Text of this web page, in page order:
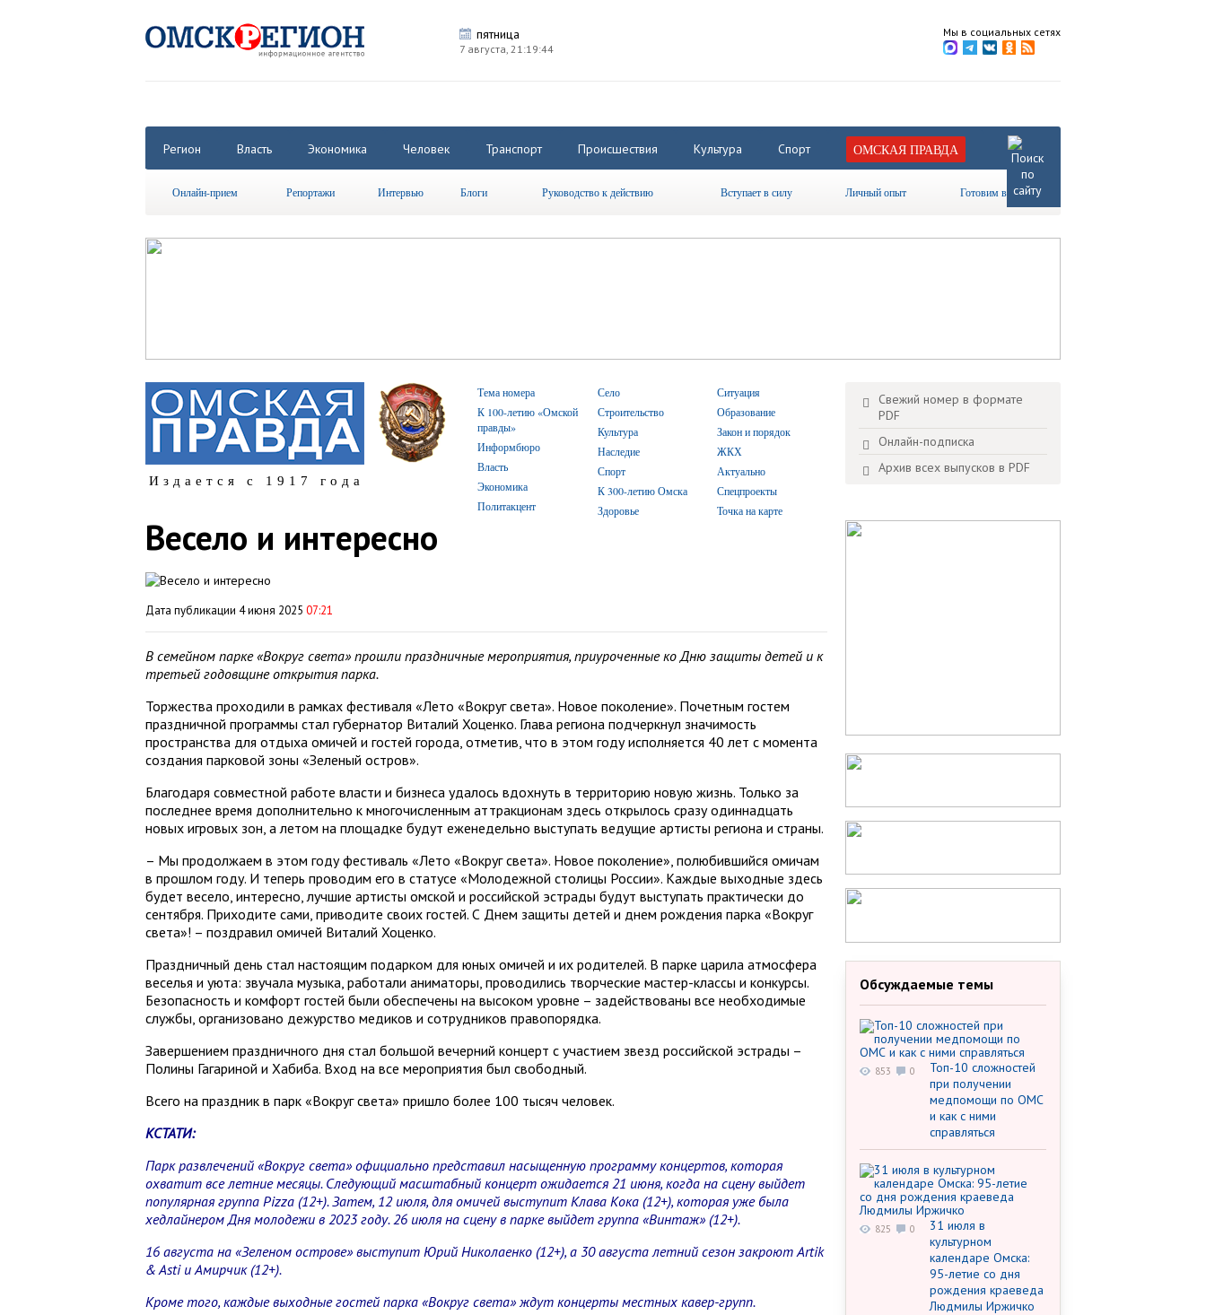
пятница
7 августа, 21:19:45
Мы в социальных сетях
Регион Власть Экономика Человек Транспорт Происшествия Культура Спорт ОМСКАЯ ПРАВДА
Онлайн-прием Репортажи Интервью Блоги Руководство к действию Вступает в силу Личный опыт Готовим вместе
Тема номера
К 100-летию «Омской
правды»
Информбюро
Власть
Экономика
Политакцент
Село
Строительство
Культура
Наследие
Спорт
К 300-летию Омска
Здоровье
Ситуация
Образование
Закон и порядок
ЖКХ
Актуально
Спецпроекты
Точка на карте
Свежий номер в формате
PDF
Онлайн-подписка
Архив всех выпусков в PDF
Издается с 1917 года
Весело и интересно
Дата публикации 4 июня 2025 07:21
В семейном парке «Вокруг света» прошли праздничные мероприятия, приуроченные ко Дню защиты детей и к
третьей годовщине открытия парка.
Торжества проходили в рамках фестиваля «Лето «Вокруг света». Новое поколение». Почетным гостем
праздничной программы стал губернатор Виталий Хоценко. Глава региона подчеркнул значимость
пространства для отдыха омичей и гостей города, отметив, что в этом году исполняется 40 лет с момента
создания парковой зоны «Зеленый остров».
Благодаря совместной работе власти и бизнеса удалось вдохнуть в территорию новую жизнь. Только за
последнее время дополнительно к многочисленным аттракционам здесь открылось сразу одиннадцать
новых игровых зон, а летом на площадке будут еженедельно выступать ведущие артисты региона и страны.
– Мы продолжаем в этом году фестиваль «Лето «Вокруг света». Новое поколение», полюбившийся омичам
в прошлом году. И теперь проводим его в статусе «Молодежной столицы России». Каждые выходные здесь
будет весело, интересно, лучшие артисты омской и российской эстрады будут выступать практически до
сентября. Приходите сами, приводите своих гостей. С Днем защиты детей и днем рождения парка «Вокруг
света»! – поздравил омичей Виталий Хоценко.
Праздничный день стал настоящим подарком для юных омичей и их родителей. В парке царила атмо­сфера
веселья и уюта: звучала музыка, работали аниматоры, проводились творческие мастер-классы и конкурсы.
Безопасность и комфорт гостей были обеспечены на высоком уровне – задействованы все необходимые
службы, организовано дежурство медиков и сотрудников правопорядка.
Завершением праздничного дня стал большой вечерний концерт с участием звезд российской эстрады –
Полины Гагариной и Хабиба. Вход на все мероприятия был свободный.
Всего на праздник в парк «Вокруг света» пришло более 100 тысяч человек.
КСТАТИ:
Парк развлечений «Вокруг света» официально представил насыщенную программу концертов, которая
охватит все летние месяцы. Следующий масштабный концерт ожидается 21 июня, когда на сцену выйдет
популярная группа Pizza (12+). Затем, 12 июля, для омичей выступит Клава Кока (12+), которая уже была
хедлайнером Дня молодежи в 2023 году. 26 июля на сцену в парке выйдет группа «Винтаж» (12+).
16 августа на «Зеленом острове» выступит Юрий Николаенко (12+), а 30 августа летний сезон закроют Artik
& Asti и Амирчик (12+).
Кроме того, каждые выходные гостей парка «Вокруг света» ждут концерты местных кавер-групп.
Обсуждаемые темы
Топ-10 сложностей
при получении
медпомощи по ОМС
и как с ними
справляться
853 0
31 июля в
культурном
календаре Омска:
95-летие со дня
рождения краеведа
Людмилы Иржичко
825 0